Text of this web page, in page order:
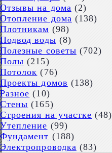
Отзывы на дома (2)
Отопление дома (138)
Плотникам (98)
Подвод воды (8)
Полезные советы (702)
Полы (215)
Потолок (76)
Проекты домов (138)
Разное (10)
Стены (165)
Строения на участке (48)
Утепление (99)
Фундамент (188)
Электропроводка (83)